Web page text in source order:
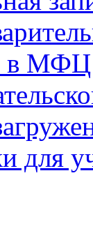
в МФЦ
для